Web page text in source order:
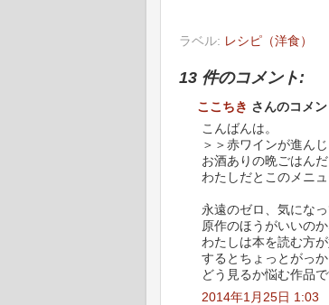
ラベル: レシピ（洋食）
13 件のコメント:
ここちき さんのコメ
こんばんは。
＞＞赤ワインが進ん
お酒ありの晩ごはん
わたしだとこのメニ
永遠のゼロ、気になっ
原作のほうがいいのか
わたしは本を読む方
するとちょっとがっか
どう見るか悩む作品で
2014年1月25日 1:03